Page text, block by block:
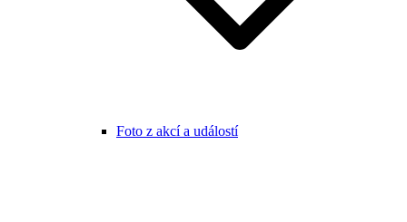
Foto z akcí a událostí